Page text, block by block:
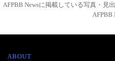
AFPBB Newsに掲載している写真・見
AFPBB
ABOUT